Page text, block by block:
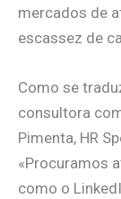
mercados de
escassez de
Como se
consultora
Pimenta, HR
«Procuramos
como o